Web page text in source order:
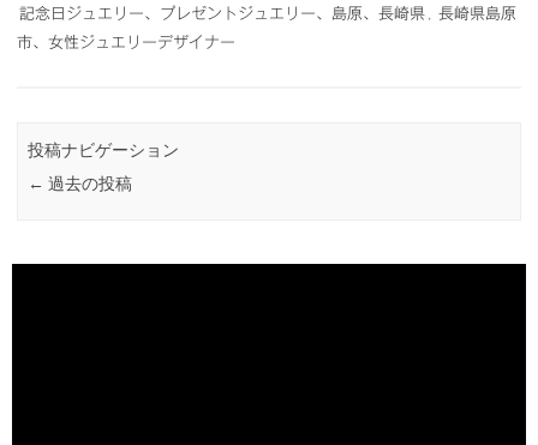
記念日ジュエリー、プレゼントジュエリー、島原、長崎県
長崎県島原
市、女性ジュエリーデザイナー
投稿ナビゲーション
← 過去の投稿